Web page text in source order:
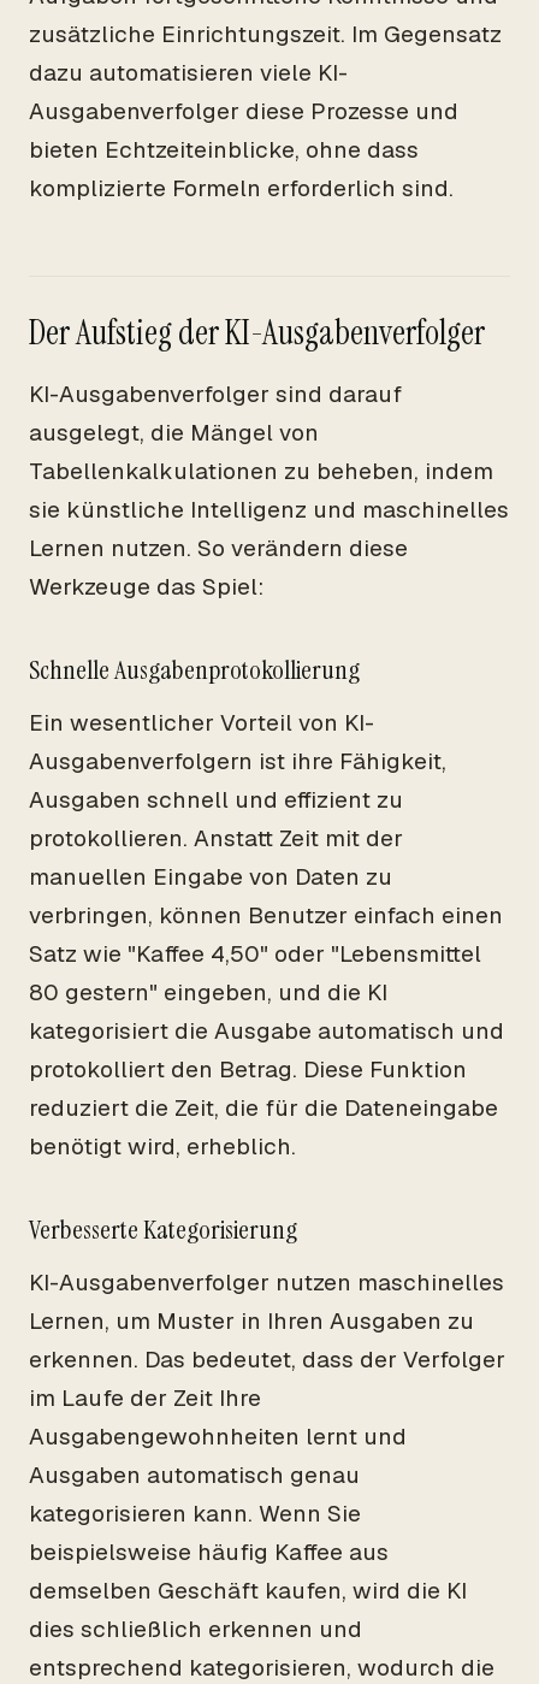
zusätzliche Einrichtungszeit. Im Gegensatz
dazu automatisieren viele KI-
Ausgabenverfolger diese Prozesse und
bieten Echtzeiteinblicke, ohne dass
komplizierte Formeln erforderlich sind.
Der Aufstieg der KI-Ausgabenverfolger
KI-Ausgabenverfolger sind darauf
ausgelegt, die Mängel von
Tabellenkalkulationen zu beheben, indem
sie künstliche Intelligenz und maschinelles
Lernen nutzen. So verändern diese
Werkzeuge das Spiel:
Schnelle Ausgabenprotokollierung
Ein wesentlicher Vorteil von KI-
Ausgabenverfolgern ist ihre Fähigkeit,
Ausgaben schnell und effizient zu
protokollieren. Anstatt Zeit mit der
manuellen Eingabe von Daten zu
verbringen, können Benutzer einfach einen
Satz wie "Kaffee 4,50" oder "Lebensmittel
80 gestern" eingeben, und die KI
kategorisiert die Ausgabe automatisch und
protokolliert den Betrag. Diese Funktion
reduziert die Zeit, die für die Dateneingabe
benötigt wird, erheblich.
Verbesserte Kategorisierung
KI-Ausgabenverfolger nutzen maschinelles
Lernen, um Muster in Ihren Ausgaben zu
erkennen. Das bedeutet, dass der Verfolger
im Laufe der Zeit Ihre
Ausgabengewohnheiten lernt und
Ausgaben automatisch genau
kategorisieren kann. Wenn Sie
beispielsweise häufig Kaffee aus
demselben Geschäft kaufen, wird die KI
dies schließlich erkennen und
entsprechend kategorisieren, wodurch die